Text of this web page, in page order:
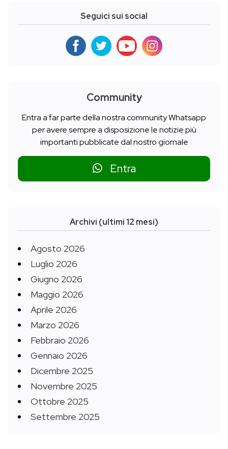
Seguici sui social
Community
Entra a far parte della nostra community Whatsapp
per avere sempre a disposizione le notizie più
importanti pubblicate dal nostro giornale
Entra
Archivi (ultimi 12 mesi)
Agosto 2026
Luglio 2026
Giugno 2026
Maggio 2026
Aprile 2026
Marzo 2026
Febbraio 2026
Gennaio 2026
Dicembre 2025
Novembre 2025
Ottobre 2025
Settembre 2025